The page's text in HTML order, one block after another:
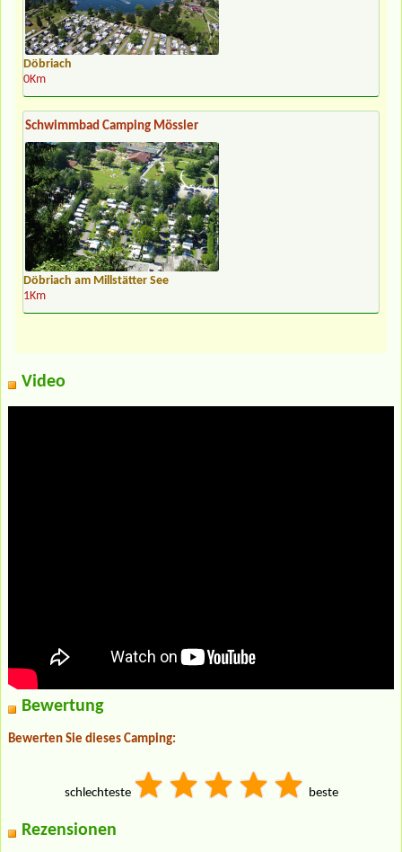
Döbriach
0Km
Schwimmbad Camping Mössler
Döbriach am Millstätter See
1Km
Video
Bewertung
Bewerten Sie dieses Camping:
schlechteste beste
Rezensionen